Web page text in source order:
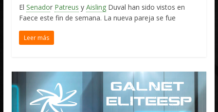
ElSenador Patreus yAisling Duval han sido vistos en
Faece este fin de semana. La nueva pareja se fue
Leer más